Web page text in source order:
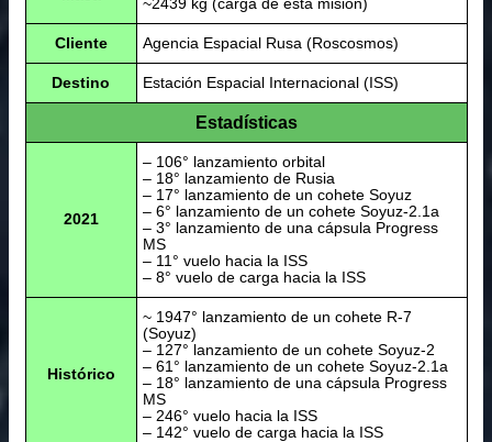
Cliente Agencia Espacial Rusa (Roscosmos)
Destino Estación Espacial Internacional (ISS)
Estadísticas
2021
– 106° lanzamiento orbital
– 18° lanzamiento de Rusia
– 17° lanzamiento de un cohete Soyuz
– 6° lanzamiento de un cohete Soyuz-2.1a
– 3° lanzamiento de una cápsula Progress
MS
– 11° vuelo hacia la ISS
– 8° vuelo de carga hacia la ISS
Histórico
~ 1947° lanzamiento de un cohete R-7
(Soyuz)
– 127° lanzamiento de un cohete Soyuz-2
– 61° lanzamiento de un cohete Soyuz-2.1a
– 18° lanzamiento de una cápsula Progress
MS
– 246° vuelo hacia la ISS
– 142° vuelo de carga hacia la ISS